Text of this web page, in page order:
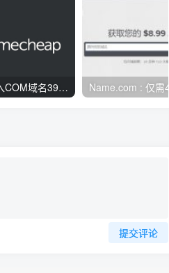
Namecheap:转入COM域名39元一年
提交评论